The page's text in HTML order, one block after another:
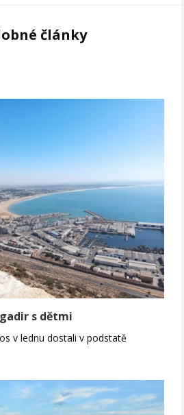
články
s dětmi
v lednu dostali v podstatě